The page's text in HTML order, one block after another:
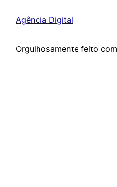
Agência Digital
Orgulhosamente feito com